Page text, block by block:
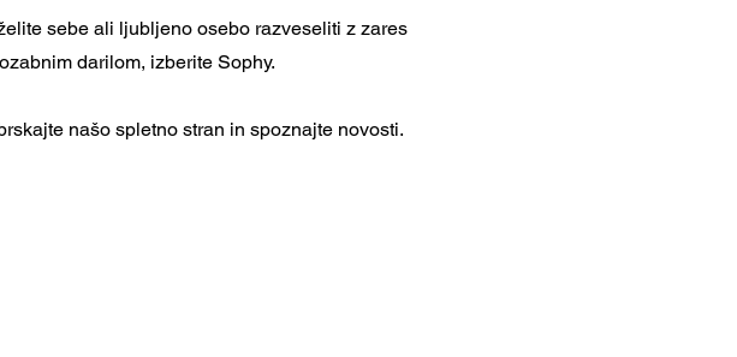
sebe ali ljubljeno osebo razveseliti z zares
darilom, izberite Sophy.
našo spletno stran in spoznajte novosti.